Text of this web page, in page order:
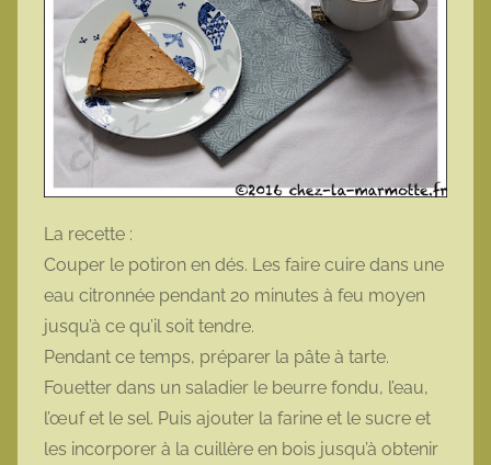
La recette :
Couper le potiron en dés. Les faire cuire dans une
eau citronnée pendant 20 minutes à feu moyen
jusqu’à ce qu’il soit tendre.
Pendant ce temps, préparer la pâte à tarte.
Fouetter dans un saladier le beurre fondu, l’eau,
l’œuf et le sel. Puis ajouter la farine et le sucre et
les incorporer à la cuillère en bois jusqu’à obtenir